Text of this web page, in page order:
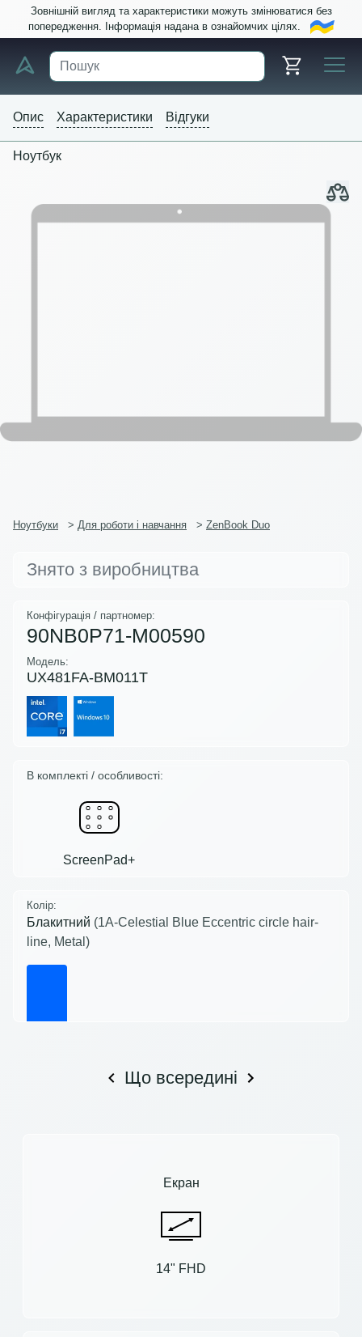
Зовнішній вигляд та характеристики можуть змінюватися без
попередження. Інформація надана в ознайомчих цілях.
Опис Характеристики Відгуки
Ноутбук
Ноутбуки > Для роботи і навчання > ZenBook Duo
Знято з виробництва
Конфігурація / партномер:
90NB0P71-M00590
Модель:
UX481FA-BM011T
В комплекті / особливості:
ScreenPad+
Колір:
Блакитний (1A-Celestial Blue Eccentric circle hair-
line, Metal)
Що всередині
Екран
14" FHD